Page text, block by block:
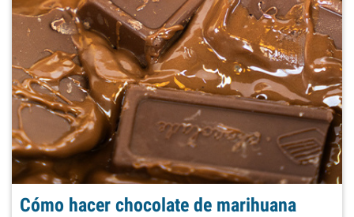
Cómo hacer chocolate de marihuana